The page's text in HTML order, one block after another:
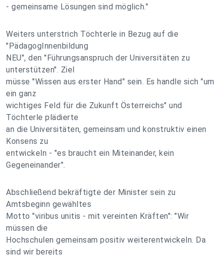
- gemeinsame Lösungen sind möglich."
Weiters unterstrich Töchterle in Bezug auf die
"PädagogInnenbildung
NEU", den "Führungsanspruch der Universitäten zu
unterstützen". Ziel
müsse "Wissen aus erster Hand" sein. Es handle sich "um
ein ganz
wichtiges Feld für die Zukunft Österreichs" und
Töchterle plädierte
an die Universitäten, gemeinsam und konstruktiv einen
Konsens zu
entwickeln - "es braucht ein Miteinander, kein
Gegeneinander".
Abschließend bekräftigte der Minister sein zu
Amtsbeginn gewähltes
Motto "viribus unitis - mit vereinten Kräften": "Wir
müssen die
Hochschulen gemeinsam positiv weiterentwickeln. Da
sind wir bereits